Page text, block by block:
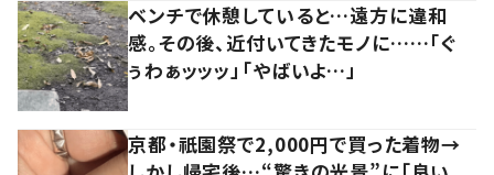
ベンチで休憩していると…遠方に違和
感。その後、近付いてきたモノに……「ぐ
ぅわぁッッッ」「やばいよ…」
京都・祇園祭で2,000円で買った着物→